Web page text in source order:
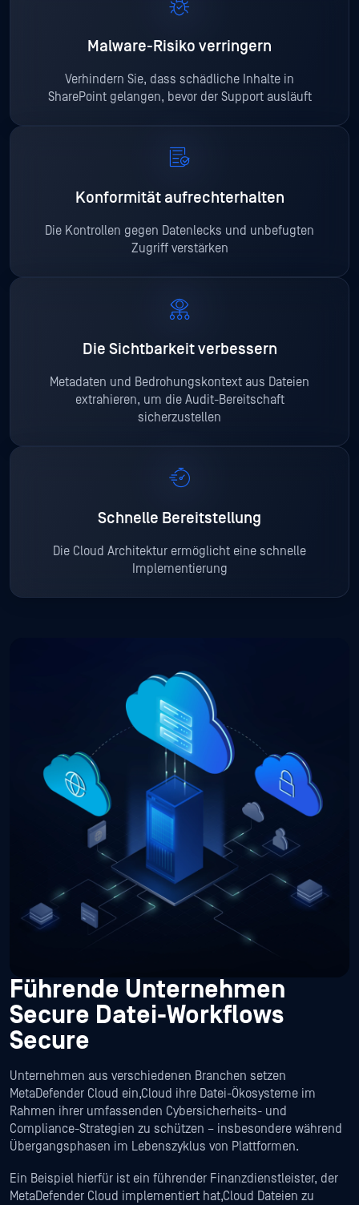
Malware-Risiko verringern
Verhindern Sie, dass schädliche Inhalte in
SharePoint gelangen, bevor der Support ausläuft
Konformität aufrechterhalten
Die Kontrollen gegen Datenlecks und unbefugten
Zugriff verstärken
Die Sichtbarkeit verbessern
Metadaten und Bedrohungskontext aus Dateien
extrahieren, um die Audit-Bereitschaft
sicherzustellen
Schnelle Bereitstellung
Die Cloud Architektur ermöglicht eine schnelle
Implementierung
Führende Unternehmen
Secure Datei-Workflows
Secure
Unternehmen aus verschiedenen Branchen setzen
MetaDefender Cloud ein,Cloud ihre Datei-Ökosysteme im
Rahmen ihrer umfassenden Cybersicherheits- und
Compliance-Strategien zu schützen – insbesondere während
Übergangsphasen im Lebenszyklus von Plattformen.
Ein Beispiel hierfür ist ein führender Finanzdienstleister, der
MetaDefender Cloud implementiert hat,Cloud Dateien zu